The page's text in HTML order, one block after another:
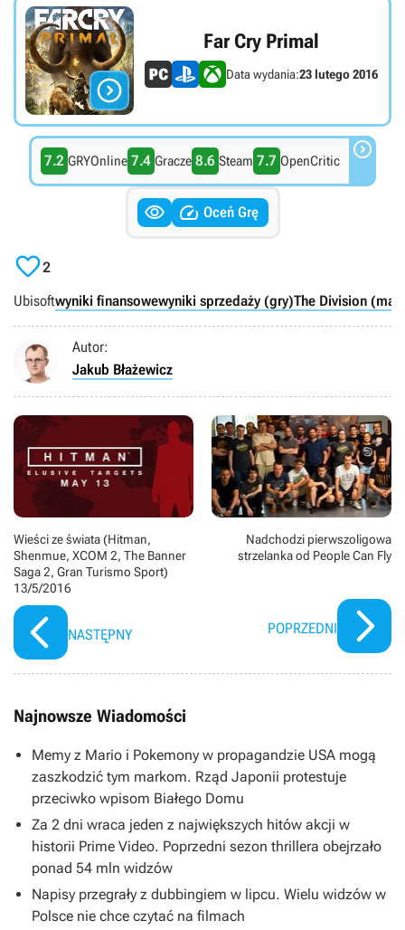

Far Cry Primal
Data wydania:23 lutego 2016
7.2 GRYOnline 7.4 Gracze 8.6 Steam 7.7 OpenCritic 
  Oceń Grę
2
Ubisoftwyniki finansowewyniki sprzedaży (gry)The Division
Autor:
Jakub Błażewicz
Wieści ze świata (Hitman,
Shenmue, XCOM 2, The Banner
Saga 2, Gran Turismo Sport)
13/5/2016
NASTĘPNY
Nadchodzi pierwszoligowa
strzelanka od People Can Fly
POPRZEDNI
Najnowsze Wiadomości
Memy z Mario i Pokemony w propagandzie USA mogą
zaszkodzić tym markom. Rząd Japonii protestuje
przeciwko wpisom Białego Domu
Za 2 dni wraca jeden z największych hitów akcji w
historii Prime Video. Poprzedni sezon thrillera obejrzało
ponad 54 mln widzów
Napisy przegrały z dubbingiem w lipcu. Wielu widzów w
Polsce nie chce czytać na filmach